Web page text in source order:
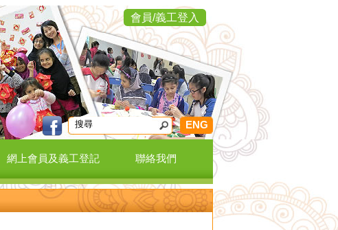
會員/義工登入
ENG
網上會員及義工登記 聯絡我們